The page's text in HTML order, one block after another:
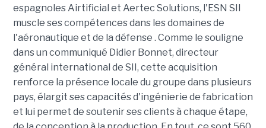
espagnoles Airtificial et Aertec Solutions, l'ESN SII
muscle ses compétences dans les domaines de
l'aéronautique et de la défense . Comme le souligne
dans un communiqué Didier Bonnet, directeur
général international de SII, cette acquisition
renforce la présence locale du groupe dans plusieurs
pays, élargit ses capacités d'ingénierie de fabrication
et lui permet de soutenir ses clients à chaque étape,